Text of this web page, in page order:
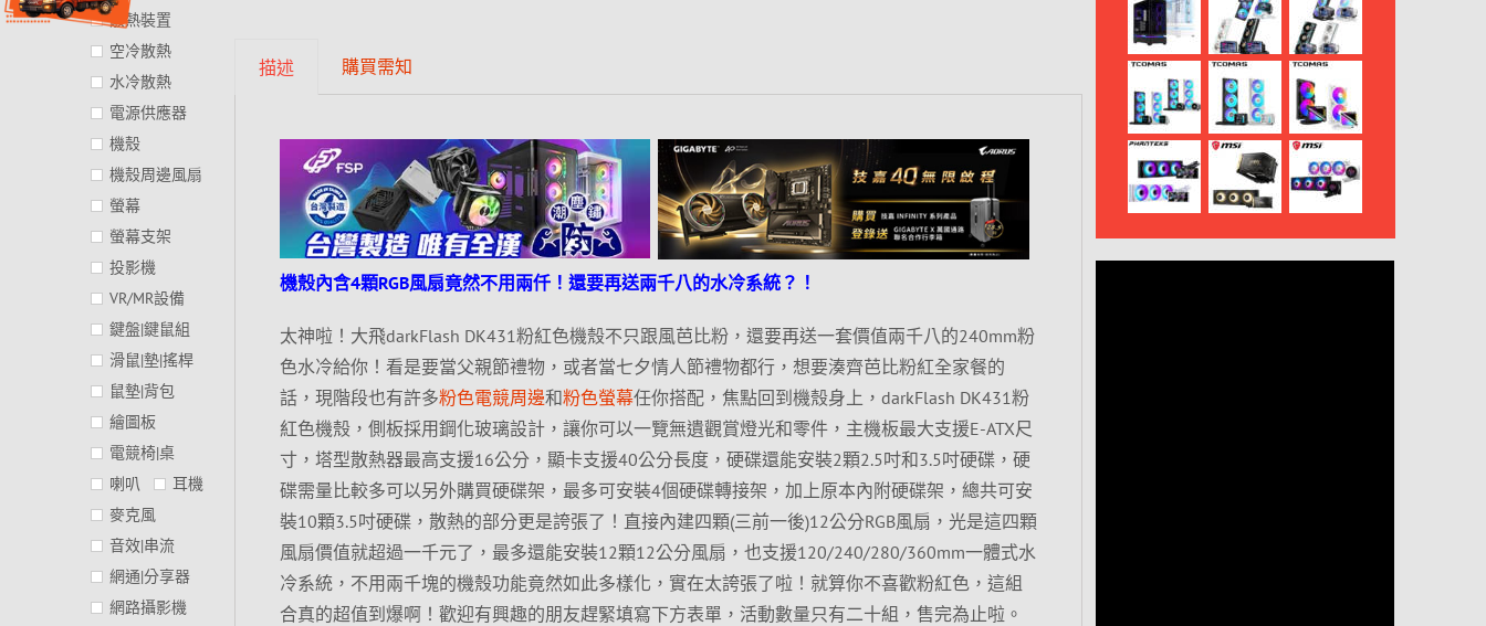
描述 購買需知
機殼內含4顆RGB風扇竟然不用兩仟！還要再送兩千八的水冷系統？！
太神啦！大飛darkFlash DK431粉紅色機殼不只跟風芭比粉，還要再送一套價值兩千八的240mm粉
色水冷給你！看是要當父親節禮物，或者當七夕情人節禮物都行，想要湊齊芭比粉紅全家餐的
話，現階段也有許多粉色電競周邊和粉色螢幕任你搭配，焦點回到機殼身上，darkFlash DK431粉
紅色機殼，側板採用鋼化玻璃設計，讓你可以一覽無遺觀賞燈光和零件，主機板最大支援E-ATX尺
寸，塔型散熱器最高支援16公分，顯卡支援40公分長度，硬碟還能安裝2顆2.5吋和3.5吋硬碟，硬
碟需量比較多可以另外購買硬碟架，最多可安裝4個硬碟轉接架，加上原本內附硬碟架，總共可安
裝10顆3.5吋硬碟，散熱的部分更是誇張了！直接內建四顆(三前一後)12公分RGB風扇，光是這四顆
風扇價值就超過一千元了，最多還能安裝12顆12公分風扇，也支援120/240/280/360mm一體式水
冷系統，不用兩千塊的機殼功能竟然如此多樣化，實在太誇張了啦！就算你不喜歡粉紅色，這組
合真的超值到爆啊！歡迎有興趣的朋友趕緊填寫下方表單，活動數量只有二十組，售完為止啦。
散熱裝置
空冷散熱
水冷散熱
電源供應器
機殼
機殼周邊風扇
螢幕
螢幕支架
投影機
VR/MR設備
鍵盤|鍵鼠組
滑鼠|墊|搖桿
鼠墊|背包
繪圖板
電競椅|桌
喇叭
耳機
麥克風
音效|串流
網通|分享器
網路攝影機